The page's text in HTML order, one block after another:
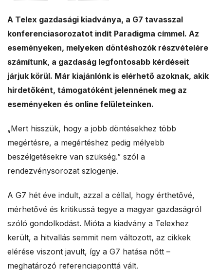
s
a
l
e
s
A Telex gazdasági kiadványa, a G7 tavasszal
konferenciasorozatot indít Paradigma címmel. Az
eseményeken, melyeken döntéshozók részvételére
számítunk, a gazdaság legfontosabb kérdéseit
járjuk körül. Már kiajánlónk is elérhető azoknak, akik
hirdetőként, támogatóként jelennének meg az
eseményeken és online felületeinken.
„Mert hisszük, hogy a jobb döntésekhez több
megértésre, a megértéshez pedig mélyebb
beszélgetésekre van szükség.” szól a
rendezvénysorozat szlogenje.
A G7 hét éve indult, azzal a céllal, hogy érthetővé,
mérhetővé és kritikussá tegye a magyar gazdaságról
szóló gondolkodást. Mióta a kiadvány a Telexhez
került, a hitvallás semmit nem változott, az cikkek
elérése viszont javult, így a G7 hatása nőtt –
meghatározó referenciaponttá vált.